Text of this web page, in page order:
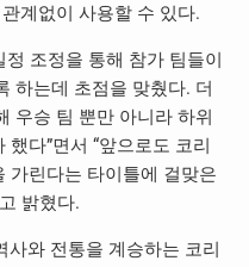
계없이 사용할 수 있다.
정 조정을 통해 참가 팀들이
하는데 초점을 맞췄다. 더
우승 팀 뿐만 아니라 하위
다”면서 “앞으로도 코리
가린다는 타이틀에 걸맞은
밝혔다.
사와 전통을 계승하는 코리